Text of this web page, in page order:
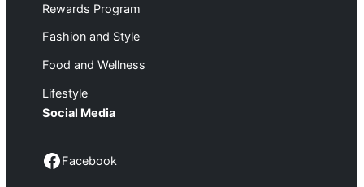
Rewards Program
Fashion and Style
Food and Wellness
Lifestyle
Social Media
Facebook Facebook